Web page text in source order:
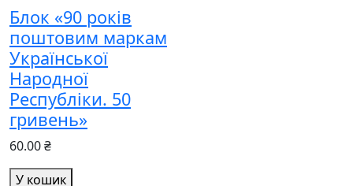
Блок «90 років
поштовим маркам
Української
Народної
Республіки. 50
гривень»
60.00 ₴
У кошик